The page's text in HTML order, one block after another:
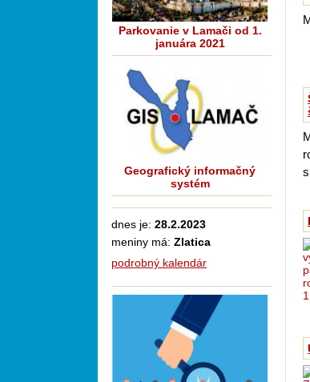
Parkovanie v Lamači od 1.
januára 2021
Geografický informačný
systém
dnes je: 28.2.2023
meniny má: Zlatica
podrobný kalendár